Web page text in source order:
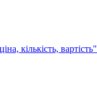
кількість, вартість"